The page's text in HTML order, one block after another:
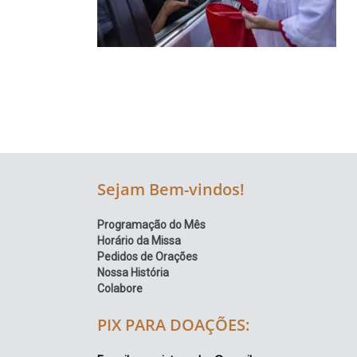
Região
Episcopal
Sejam Bem-vindos!
Programação do Mês
Horário da Missa
Pedidos de Orações
Nossa História
Colabore
PIX PARA DOAÇÕES: